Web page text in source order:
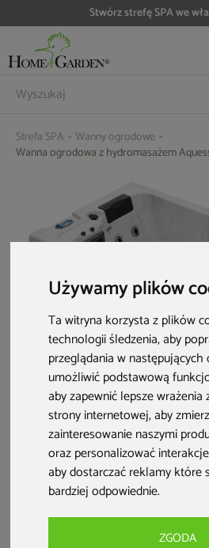
Używamy plików
Ta witryna korzysta z plików
technologii śledzenia, aby
przeglądania w
umożliwić podstawową
aby zapewnić lepsze
strony internetowej,aby
zainteresowanie naszymi
oraz personalizować
aby dostarczać reklamy które
bardziej odpowiednie.
ZGODA
Do 25 000 zł zwrotu na
Strefa SPA
Wanny ogrodowe
Wanna ogrodowa z hydromasażem